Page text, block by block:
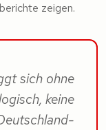
zeigen.
sich ohne
keine